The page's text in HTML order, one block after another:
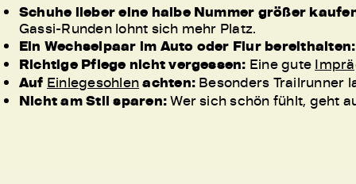
Schuhe lieber eine halbe Nummer größer
Gassi-Runden lohnt sich mehr Platz.
Ein Wechselpaar im Auto oder Flur bereithalten:
Richtige Pflege nicht vergessen: Eine gute
Auf Einlegesohlenachten: Besonders Trailrunner
Nicht am Stil sparen:Wer sich schön fühlt, geht